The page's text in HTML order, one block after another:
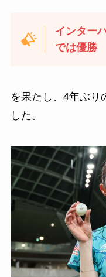
インター
では優勝
を果たし、4年ぶり
した。